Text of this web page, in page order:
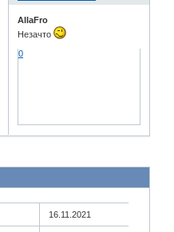
AllaFro
Незачто
0
16.11.2021